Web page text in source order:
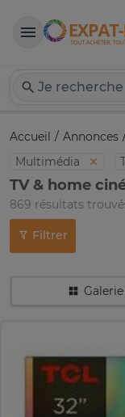
Accueil Annonces
Multimédia
TV & home
869 résultats
Filtrer
Galerie